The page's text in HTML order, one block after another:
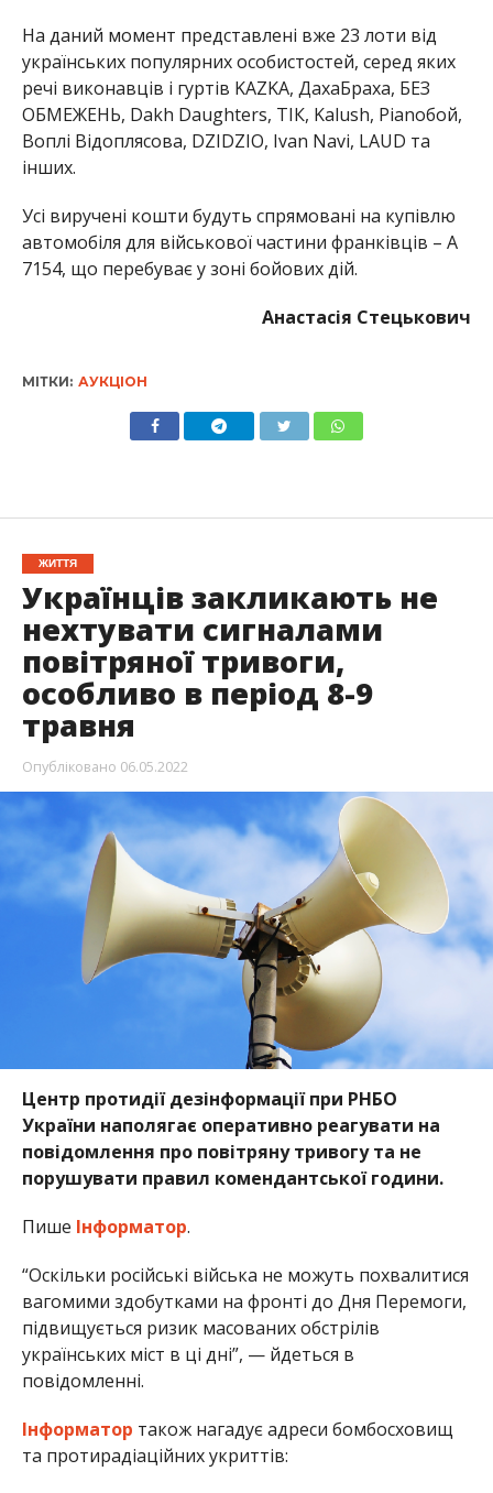
На даний момент представлені вже 23 лоти від
українських популярних особистостей, серед яких
речі виконавців і гуртів KAZKA, ДахаБраха, БЕЗ
ОБМЕЖЕНЬ, Dakh Daughters, ТІК, Kalush, Pianoбой,
Воплі Відоплясова, DZIDZIO, Ivan Navi, LAUD та
інших.
Усі виручені кошти будуть спрямовані на купівлю
автомобіля для військової частини франківців – А
7154, що перебуває у зоні бойових дій.
Анастасія Стецькович
МІТКИ: АУКЦІОН
ЖИТТЯ
Українців закликають не
нехтувати сигналами
повітряної тривоги,
особливо в період 8-9
травня
Опубліковано 06.05.2022
Центр протидії дезінформації при РНБО
України наполягає оперативно реагувати на
повідомлення про повітряну тривогу та не
порушувати правил комендантської години.
Пише Інформатор.
“Оскільки російські війська не можуть похвалитися
вагомими здобутками на фронті до Дня Перемоги,
підвищується ризик масованих обстрілів
українських міст в ці дні”, — йдеться в
повідомленні.
Інформатор також нагадує адреси бомбосховищ
та протирадіаційних укриттів: